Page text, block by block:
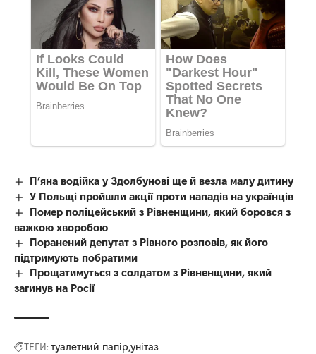
П’яна водійка у Здолбунові ще й везла малу дитину
У Польщі пройшли акції проти нападів на українців
Помер поліцейський з Рівненщини, який боровся з
важкою хворобою
Поранений депутат з Рівного розповів, як його
підтримують побратими
Прощатимуться з солдатом з Рівненщини, який
загинув на Росії
ТЕГИ: туалетний папір унітаз